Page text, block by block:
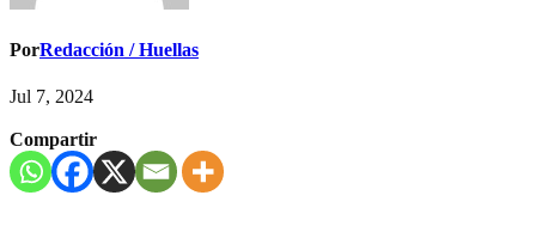
PorRedacción / Huellas
Jul 7, 2024
Compartir